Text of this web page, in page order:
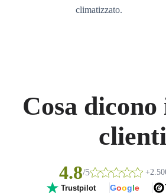
climatizzato.
Cosa
clienti
4.8/5
Trustpilot Google